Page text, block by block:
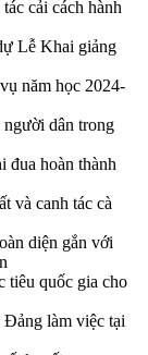
cải cách hành
Lễ Khai giảng
năm học 2024-
người dân trong
đua hoàn thành
và canh tác cà
diện gắn với
tiêu quốc gia cho
làm việc tại